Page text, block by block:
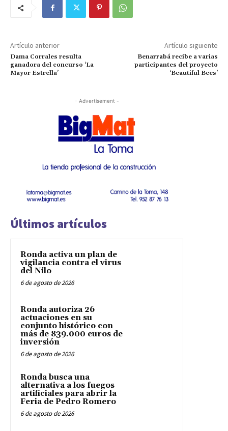
Artículo anterior
Dama Corrales resulta
ganadora del concurso ‘La
Mayor Estrella’
Artículo siguiente
Benarrabá recibe a varias
participantes del proyecto
‘Beautiful Bees’
- Advertisement -
Últimos artículos
Ronda activa un plan de
vigilancia contra el virus
del Nilo
6 de agosto de 2026
Ronda autoriza 26
actuaciones en su
conjunto histórico con
más de 839.000 euros de
inversión
6 de agosto de 2026
Ronda busca una
alternativa a los fuegos
artificiales para abrir la
Feria de Pedro Romero
6 de agosto de 2026